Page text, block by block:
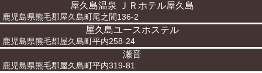
屋久島温泉 ＪＲホテル屋久島
鹿児島県熊毛郡屋久島町尾之間136-2
屋久島ユースホステル
鹿児島県熊毛郡屋久島町平内258-24
瀬音
鹿児島県熊毛郡屋久島町平内319-81